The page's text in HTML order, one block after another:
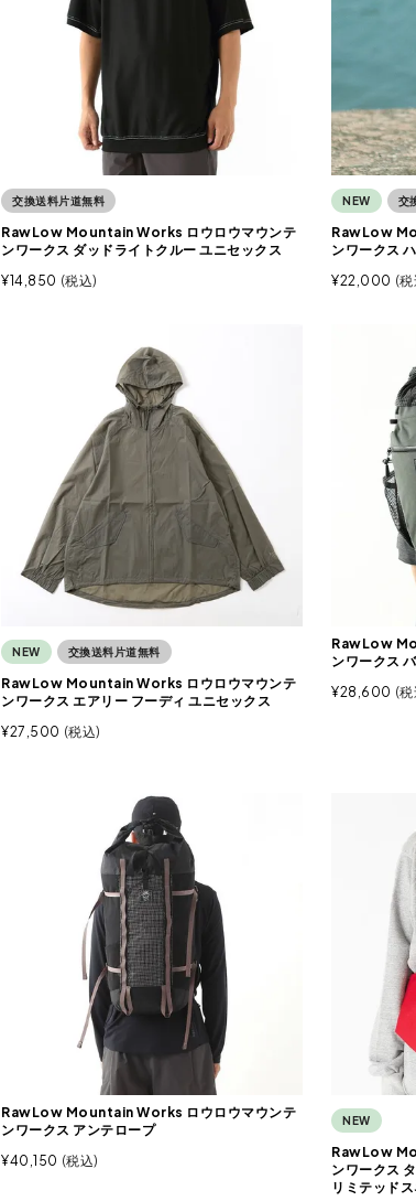
交換送料片道無料
RawLow Mountain Works ロウロウマウンテ
ンワークス ダッドライトクルー ユニセックス
¥14,850 税込
NEW 交
RawLow
ンワークス
¥22,000 税
NEW 交換送料片道無料
RawLow Mountain Works ロウロウマウンテ
ンワークス エアリー フーディ ユニセックス
¥27,500 税込
RawLow
ンワークス
¥28,600 税
RawLow Mountain Works ロウロウマウンテ
ンワークス アンテロープ
¥40,150 税込
NEW
RawLow
ンワークス
リミテッド